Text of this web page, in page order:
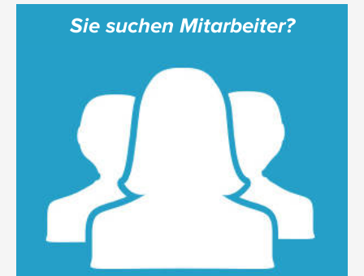
Sie suchen Mitarbeiter?